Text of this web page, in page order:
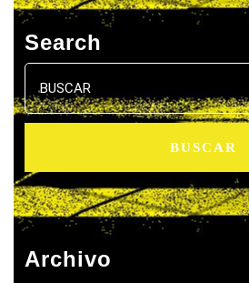
Search
Buscar:
Archivo